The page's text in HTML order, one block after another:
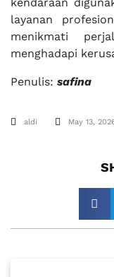
layanan
menikmati
menghadapi
Penulis: safina
aldi May 13,